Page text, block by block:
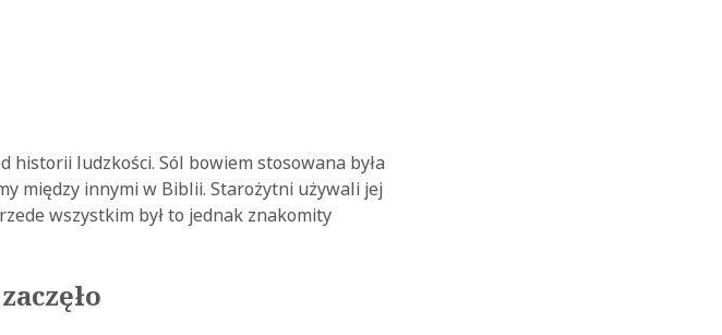
ludzkości. Sól bowiem stosowana była
między innymi w Biblii. Starożytni używali jej
wszystkim był to jednak znakomity